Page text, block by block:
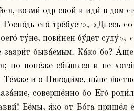
возми́ одр свой и иди́ в дом
Госпо́дь его́ тре́бует»,
ту́не, пови́нен бу́дет
быва́емым. Ка́ко бо?
но поне́же сбы́шася и не
Те́мже и о Никоди́ме, ны́не
соверше́нно бо Его́
Ве́мы, я́ко от Бо́га